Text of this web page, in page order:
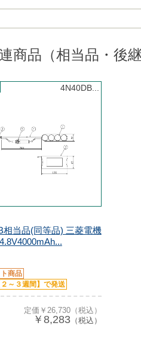
商品（相当品・後
4N40DB...
相当品(同等品) 三菱電機
商品
～３週間】で発送
定価￥26,730（税込）
￥8,283（税込）